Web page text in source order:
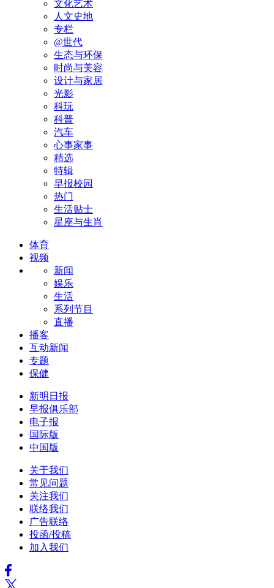
文化艺术
人文史地
专栏
@世代
生态与环保
时尚与美容
设计与家居
光影
科玩
科普
汽车
心事家事
精选
特辑
早报校园
热门
生活贴士
星座与生肖
体育
视频
新闻
娱乐
生活
系列节目
直播
播客
互动新闻
专题
保健
新明日报
早报俱乐部
电子报
国际版
中国版
关于我们
常见问题
关注我们
联络我们
广告联络
投函/投稿
加入我们